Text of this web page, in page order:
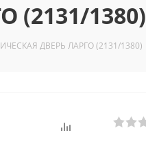
(2131/1380)
ДВЕРЬ ЛАРГО (2131/1380)